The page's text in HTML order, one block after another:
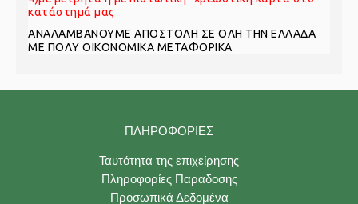
κατάστημά μας
ΑNAΛΑΜΒΑΝΟΥΜΕ ΑΠΟΣΤΟΛΗ ΣΕ ΟΛΗ ΤΗΝ ΕΛΛΑΔΑ
ΜΕ ΠΟΛΥ ΟΙΚΟΝΟΜΙΚΑ ΜΕΤΑΦΟΡΙΚΑ
ΠΛΗΡΟΦΟΡΊΕΣ
Ταυτότητα της επιχείρησης
Πληροφορίες Παραδοσης
Προσωπικά Δεδομένα